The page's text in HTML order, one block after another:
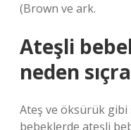
(Brown ve ark.
Ateşli
neden
Ateş ve öksürük
bebeklerde ateşli